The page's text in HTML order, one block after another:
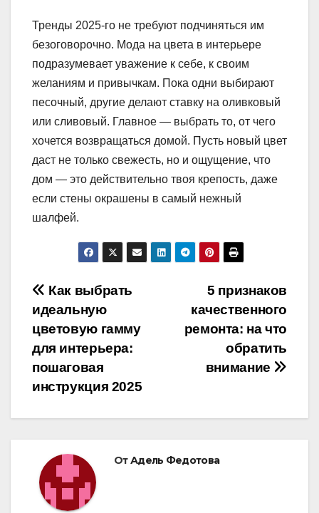
Тренды 2025-го не требуют подчиняться им
безоговорочно. Мода на цвета в интерьере
подразумевает уважение к себе, к своим
желаниям и привычкам. Пока одни выбирают
песочный, другие делают ставку на оливковый
или сливовый. Главное — выбрать то, от чего
хочется возвращаться домой. Пусть новый цвет
даст не только свежесть, но и ощущение, что
дом — это действительно твоя крепость, даже
если стены окрашены в самый нежный
шалфей.
Навигация
по
записям
5 признаков
качественного
ремонта: на что
обратить
внимание
Как выбрать
идеальную
цветовую гамму
для интерьера:
пошаговая
инструкция 2025
ОтАдель Федотова